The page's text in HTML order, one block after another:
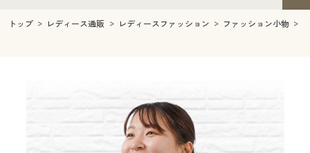
レディースファッション
インナー・下着通販すべて
ジュニア・ティーンズ下着
メンズ
メンズ下着
家電
寝具・インテリア・家具
寝具・インテリア・家具通販すべて
美容・健康
キッチン・雑貨・日用品
トップ レディース通販 レディースファッション ファッション小物